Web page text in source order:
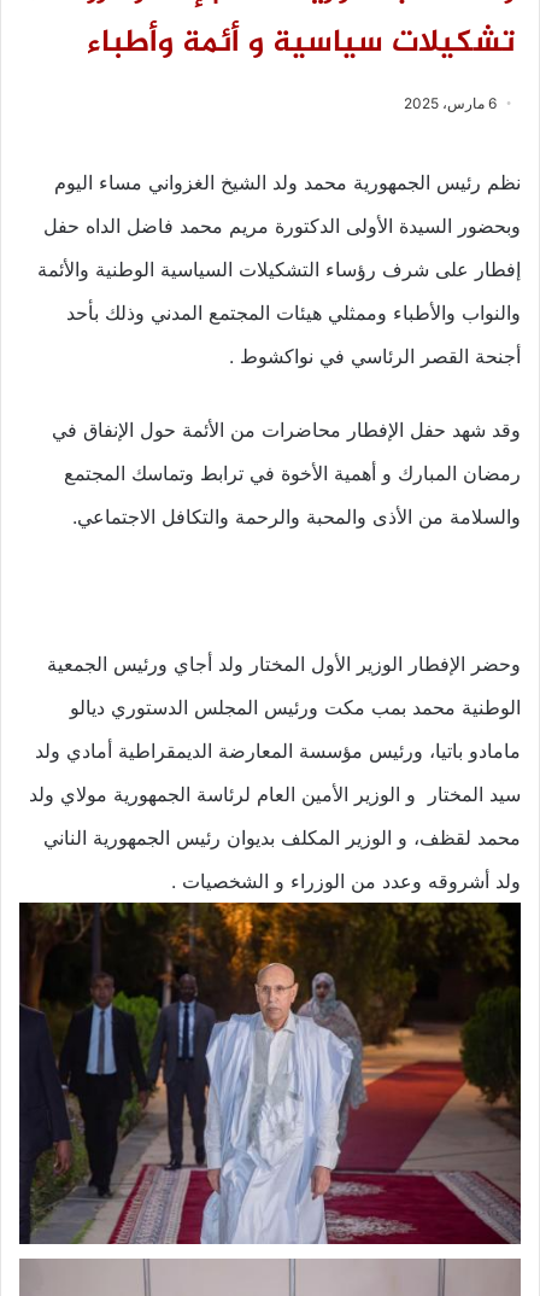
تشكيلات سياسية و أئمة وأطباء
6 مارس، 2025
نظم رئيس الجمهورية محمد ولد الشيخ الغزواني مساء اليوم
وبحضور السيدة الأولى الدكتورة مريم محمد فاضل الداه حفل
إفطار على شرف رؤساء التشكيلات السياسية الوطنية والأئمة
والنواب والأطباء وممثلي هيئات المجتمع المدني وذلك بأحد
أجنحة القصر الرئاسي في نواكشوط .
وقد شهد حفل الإفطار محاضرات من الأئمة حول الإنفاق في
رمضان المبارك و أهمية الأخوة في ترابط وتماسك المجتمع
والسلامة من الأذى والمحبة والرحمة والتكافل الاجتماعي.
وحضر الإفطار الوزير الأول المختار ولد أجاي ورئيس الجمعية
الوطنية محمد بمب مكت ورئيس المجلس الدستوري ديالو
مامادو باتيا، ورئيس مؤسسة المعارضة الديمقراطية أمادي ولد
سيد المختار و الوزير الأمين العام لرئاسة الجمهورية مولاي ولد
محمد لقظف، و الوزير المكلف بديوان رئيس الجمهورية الناني
ولد أشروقه وعدد من الوزراء و الشخصيات .